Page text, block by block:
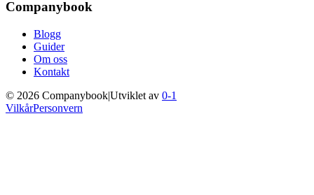
Companybook
Blogg
Guider
Om oss
Kontakt
© 2026 Companybook|Utviklet av 0-1
VilkårPersonvern